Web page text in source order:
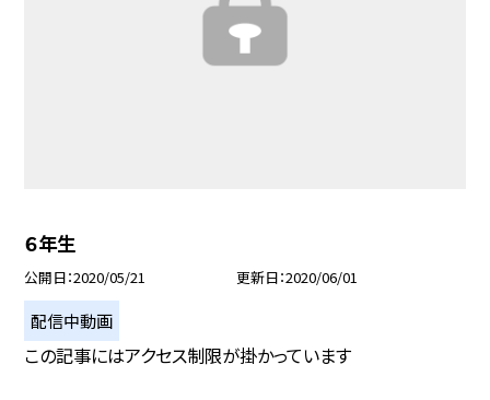
６年生
公開日 2020/05/21 更新日 2020/06/01
配信中動画
この記事にはアクセス制限が掛かっています